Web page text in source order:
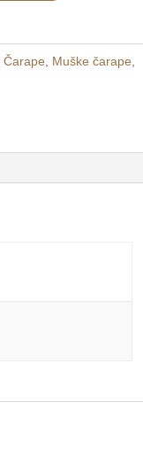
Čarape Muške čarape